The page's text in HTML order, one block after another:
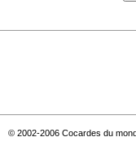
© 2002-2006 Cocardes du